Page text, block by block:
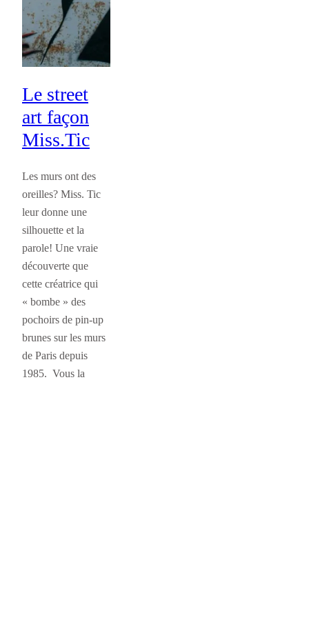
Le street
art façon
Miss.Tic
Les murs ont des
oreilles? Miss. Tic
leur donne une
silhouette et la
parole! Une vraie
découverte que
cette créatrice qui
« bombe » des
pochoirs de pin-up
brunes sur les murs
de Paris depuis
1985. Vous la